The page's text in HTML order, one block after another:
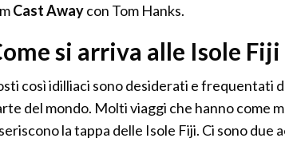
Cast Awaycon Tom Hanks.
si arriva alle Isole Fiji
così idilliaci sono desiderati e frequentati
del mondo. Molti viaggi che hanno come
la tappa delle Isole Fiji. Ci sono